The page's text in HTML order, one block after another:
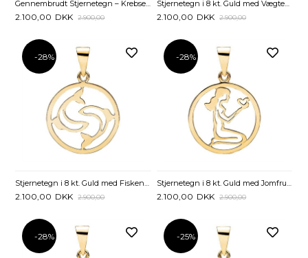
Gennembrudt Stjernetegn – Krebsen i 8 kt. Guld – Personlig & Elegant
2.100,00 DKK 2.900,00
Stjernetegn i 8 kt. Guld med Vægten - 20 mm
2.100,00 DKK 2.900,00
-28%
2.100,00 DKK 2.900,00
-28%
2.100,00 DKK 2.900,00
-28% -25%